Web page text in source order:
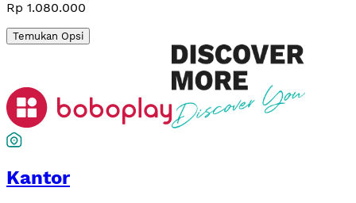
Rp 1.080.000
Temukan Opsi
Kantor